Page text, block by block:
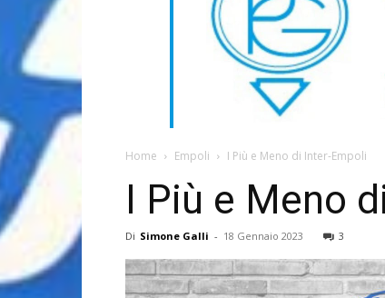
Home Empoli I Più e Meno di Inter-Empoli
I Più e Meno
Di Simone Galli - 18 Gennaio 2023 3